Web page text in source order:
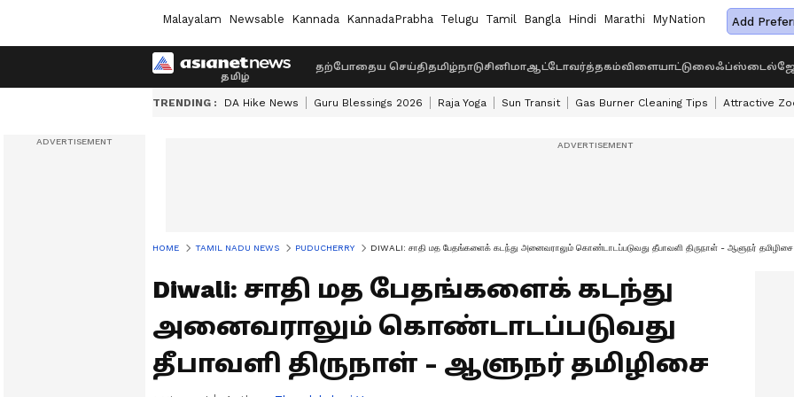
Malayalam Newsable Kannada KannadaPrabha Telugu Tamil Bangla Hindi Marathi MyNation Add
தற்போதைய செய்திதமிழ்நாடுசினிமாஆட்டோவர்த்தகம்விளையாட்டுலைஃப்ஸ்டைல்
TRENDING : DA Hike News Guru Blessings 2026 Raja Yoga Sun Transit Gas Burner Cleaning Tips Attractive
HOME TAMIL NADU NEWS PUDUCHERRY DIWALI: சாதி மத பேதங்களைக் கடந்து அனைவராலும் கொண்டாடப்படுவது தீபாவளி திருநாள் - ஆளுநர் தமிழிசை
Diwali: சாதி மத பேதங்களைக் கடந்து
அனைவராலும் கொண்டாடப்படுவது
தீபாவளி திருநாள் - ஆளுநர் தமிழிசை